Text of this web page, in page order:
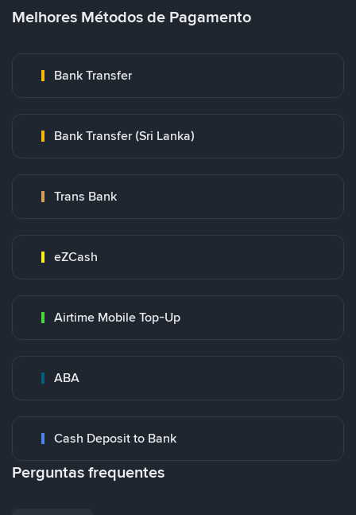
Melhores Métodos de Pagamento
Bank Transfer
Bank Transfer (Sri Lanka)
Trans Bank
eZCash
Airtime Mobile Top-Up
ABA
Cash Deposit to Bank
Perguntas frequentes